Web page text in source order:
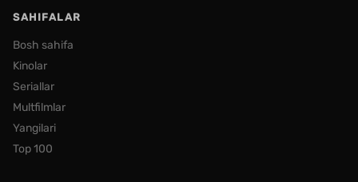
SAHIFALAR
Bosh sahifa
Kinolar
Seriallar
Multfilmlar
Yangilari
Top 100